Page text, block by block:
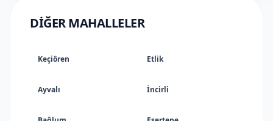
DIĞER MAHALLELER
Keçiören Etlik
Ayvalı İncirli